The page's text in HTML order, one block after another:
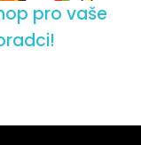
pro vaše